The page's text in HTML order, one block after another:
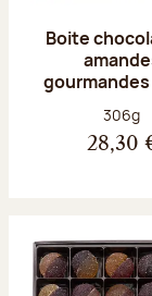
Boite
gourmandes
Poids
306g
28,30